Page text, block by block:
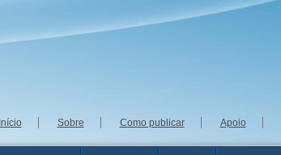
Início Sobre Como publicar Apoio